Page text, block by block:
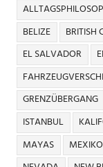
BELIZE
BRITISH
EL SALVADOR
GRENZÜBERGANG
ISTANBUL
MAYAS
MEXIKO